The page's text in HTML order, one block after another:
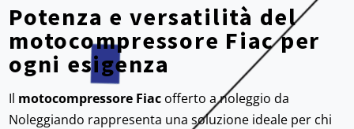
Potenza e versatilità del
motocompressore Fiac per
ogni esigenza
Il motocompressore Fiac offerto a noleggio da
Noleggiando rappresenta una soluzione ideale per chi